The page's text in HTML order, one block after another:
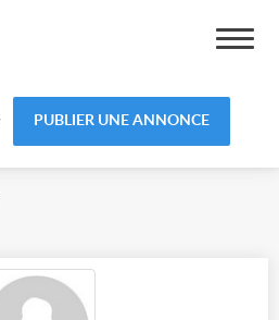
PUBLIER UNE ANNONCE